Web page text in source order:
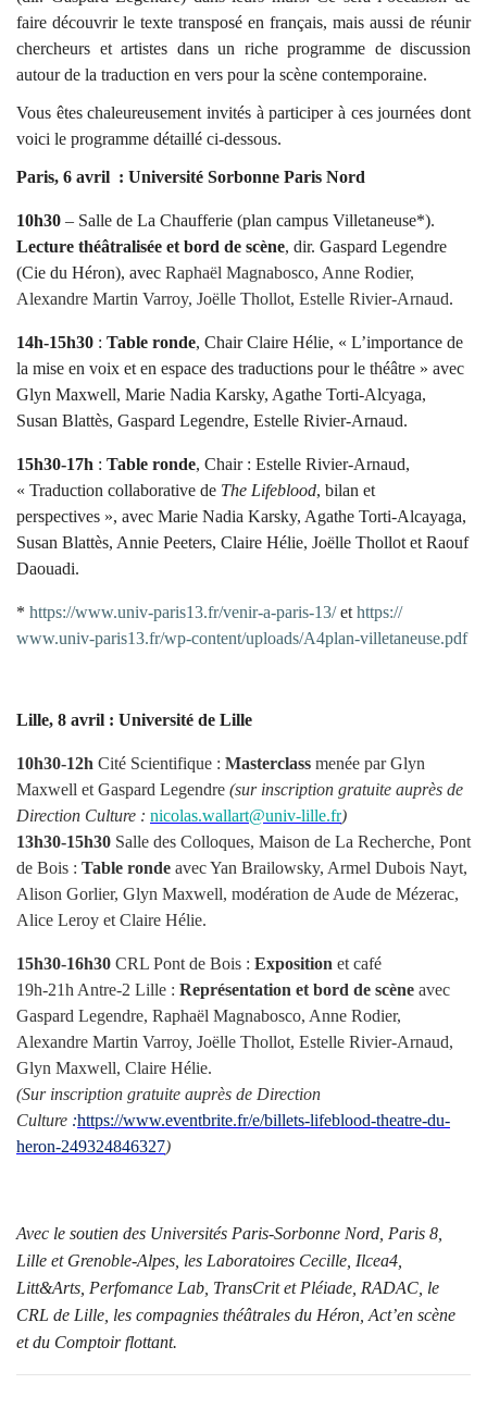
faire découvrir le texte transposé en français, mais aussi de réunir
chercheurs et artistes dans un riche programme de discussion
autour de la traduction en vers pour la scène contemporaine.
Vous êtes chaleureusement invités à participer à ces journées dont
voici le programme détaillé ci-dessous.
Paris, 6 avril : Université Sorbonne Paris Nord
10h30 – Salle de La Chaufferie (plan campus Villetaneuse*).
Lecture théâtralisée et bord de scène, dir. Gaspard Legendre
(Cie du Héron), avec Raphaël Magnabosco, Anne Rodier,
Alexandre Martin Varroy, Joëlle Thollot, Estelle Rivier-Arnaud.
14h-15h30 : Table ronde, Chair Claire Hélie, « L’importance de
la mise en voix et en espace des traductions pour le théâtre » avec
Glyn Maxwell, Marie Nadia Karsky, Agathe Torti-Alcyaga,
Susan Blattès, Gaspard Legendre, Estelle Rivier-Arnaud.
15h30-17h : Table ronde, Chair : Estelle Rivier-Arnaud,
« Traduction collaborative de The Lifeblood, bilan et
perspectives », avec Marie Nadia Karsky, Agathe Torti-Alcayaga,
Susan Blattès, Annie Peeters, Claire Hélie, Joëlle Thollot et Raouf
Daouadi.
* https://www.univ-paris13.fr/venir-a-paris-13/ethttps://
www.univ-paris13.fr/wp-content/uploads/A4plan-villetaneuse.pdf
Lille, 8 avril : Université de Lille
10h30-12h Cité Scientifique : Masterclass menée par Glyn
Maxwell et Gaspard Legendre (sur inscription gratuite auprès de
Direction Culture : nicolas.wallart@univ-lille.fr)
13h30-15h30 Salle des Colloques, Maison de La Recherche, Pont
de Bois : Table ronde avec Yan Brailowsky, Armel Dubois Nayt,
Alison Gorlier, Glyn Maxwell, modération de Aude de Mézerac,
Alice Leroy et Claire Hélie.
15h30-16h30 CRL Pont de Bois : Exposition et café
19h-21h Antre-2 Lille : Représentation et bord de scène avec
Gaspard Legendre, Raphaël Magnabosco, Anne Rodier,
Alexandre Martin Varroy, Joëlle Thollot, Estelle Rivier-Arnaud,
Glyn Maxwell, Claire Hélie.
(Sur inscription gratuite auprès de Direction
Culture :https://www.eventbrite.fr/e/billets-lifeblood-theatre-du-
heron-249324846327)
Avec le soutien des Universités Paris-Sorbonne Nord, Paris 8,
Lille et Grenoble-Alpes, les Laboratoires Cecille, Ilcea4,
Litt&Arts, Perfomance Lab, TransCrit et Pléiade, RADAC, le
CRL de Lille, les compagnies théâtrales du Héron, Act’en scène
et du Comptoir flottant.